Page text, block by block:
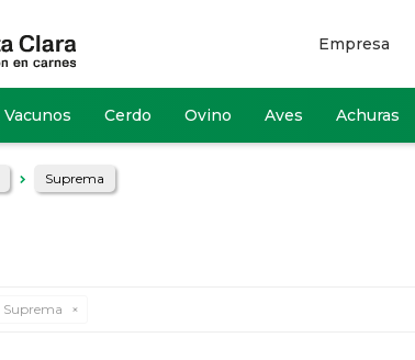
Vacunos Cerdo Ovino Aves Achuras
Empresa
Suprema
Suprema